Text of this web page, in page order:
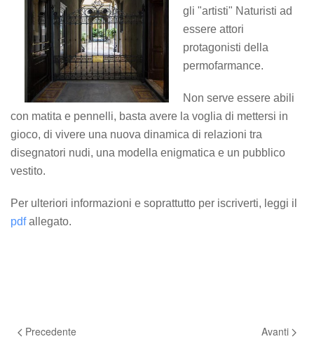
gli "artisti" Naturisti ad
essere attori
protagonisti della
permofarmance.
Non serve essere abili
con matita e pennelli, basta avere la voglia di mettersi in
gioco, di vivere una nuova dinamica di relazioni tra
disegnatori nudi, una modella enigmatica e un pubblico
vestito.
Per ulteriori informazioni e soprattutto per iscriverti, leggi il
pdfallegato.
Precedente Avanti